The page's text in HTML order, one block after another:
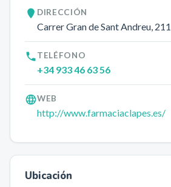
DIRECCIÓN
Carrer Gran de Sant Andreu, 211
TELÉFONO
+34 933 46 63 56
WEB
http://www.farmaciaclapes.es/
Ubicación